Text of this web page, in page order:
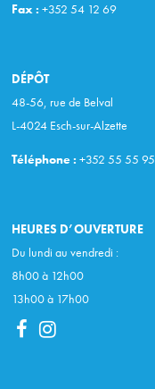
Fax : +352 54 12 69
DÉPÔT
48-56, rue de Belval
L-4024 Esch-sur-Alzette
Téléphone : +352 55 55 95
HEURES D’OUVERTURE
Du lundi au vendredi :
8h00 à 12h00
13h00 à 17h00